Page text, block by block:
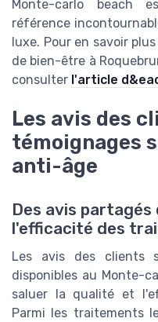
Monte-carlo beach
référence
luxe. Pour en savoir
de bien-être à
consulter l'article
Les avis des
témoignages
anti-âge
Des avis
l'efficacité des
Les avis des clients
disponibles au Monte-
saluer la qualité et
Parmi les traitements